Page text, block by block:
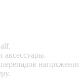
аксессуары.